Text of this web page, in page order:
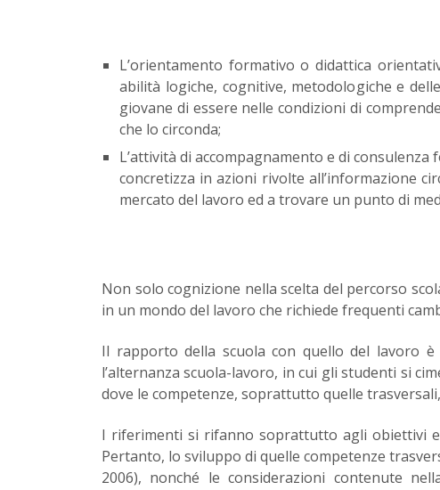
L’orientamento formativo o didattica
abilità logiche, cognitive, metodologiche e
giovane di essere nelle condizioni di
che lo circonda;
L’attività di accompagnamento e di
concretizza in azioni rivolte all’informazione
mercato del lavoro ed a trovare un punto di
Non solo cognizione nella scelta del percorso
in un mondo del lavoro che richiede frequenti
Il rapporto della scuola con quello del lavoro è
l’alternanza scuola-lavoro, in cui gli studenti si
dove le competenze, soprattutto quelle
I riferimenti si rifanno soprattutto agli obiettivi e
Pertanto, lo sviluppo di quelle competenze
2006), nonché le considerazioni contenute